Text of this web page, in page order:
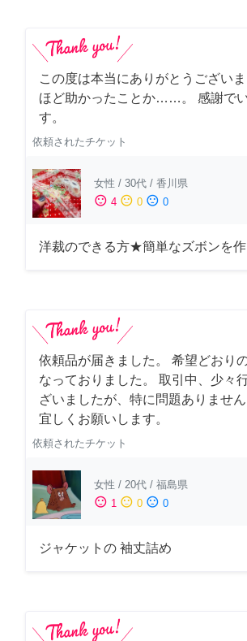
この度は本当にありがとうござい
ほど助かったことか……。 感謝で
す。
依頼されたチケット
女性 / 30代 / 香川県
sentiment_satisfied 4 sentiment_neutral 0 sentiment_dissatisfied 0
洋裁のできる方★簡単なズボンを
依頼品が届きました。 希望どおり
なっておりました。 取引中、少々
ざいましたが、特に問題ありませ
宜しくお願いします。
依頼されたチケット
女性 / 20代 / 福島県
sentiment_satisfied 1 sentiment_neutral 0 sentiment_dissatisfied 0
ジャケットの 袖丈詰め